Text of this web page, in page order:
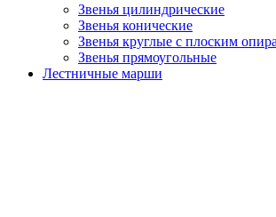
Звенья цилиндрические
Звенья конические
Звенья круглые с плоским
Звенья прямоугольные
Лестничные марши